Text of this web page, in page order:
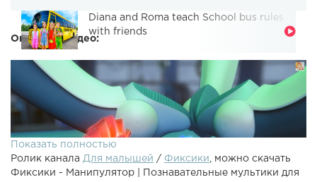
Diana and Roma teach School bus rules
with friends
Описание видео:
Показать полностью
Ролик канала Для малышей / Фиксики
, можно скачать
Фиксики - Манипулятор | Познавательные мультики для